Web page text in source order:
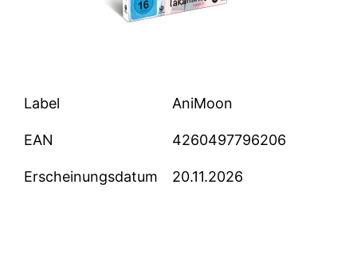
Label AniMoon
EAN 4260497796206
Erscheinungsdatum 20.11.2026